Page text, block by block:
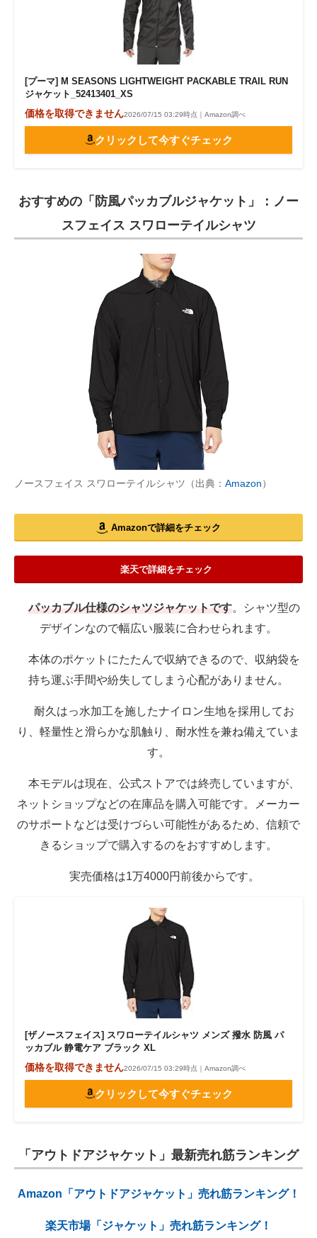
[プーマ] M SEASONS LIGHTWEIGHT PACKABLE TRAIL RUN
ジャケット_52413401_XS
価格を取得できません2026/07/15 03:29時点｜Amazon調べ
クリックして今すぐチェック
おすすめの「防風パッカブルジャケット」：ノー
スフェイス スワローテイルシャツ
ノースフェイス スワローテイルシャツ（出典： Amazon）
Amazonで詳細をチェック
楽天で詳細をチェック
パッカブル仕様のシャツジャケットです。シャツ型の
デザインなので幅広い服装に合わせられます。
本体のポケットにたたんで収納できるので、収納袋を
持ち運ぶ手間や紛失してしまう心配がありません。
耐久はっ水加工を施したナイロン生地を採用してお
り、軽量性と滑らかな肌触り、耐水性を兼ね備えていま
す。
本モデルは現在、公式ストアでは終売していますが、
ネットショップなどの在庫品を購入可能です。メーカー
のサポートなどは受けづらい可能性があるため、信頼で
きるショップで購入するのをおすすめします。
実売価格は1万4000円前後からです。
[ザノースフェイス] スワローテイルシャツ メンズ 撥水 防風 パ
ッカブル 静電ケア ブラック XL
価格を取得できません2026/07/15 03:29時点｜Amazon調べ
クリックして今すぐチェック
「アウトドアジャケット」最新売れ筋ランキング
Amazon「アウトドアジャケット」売れ筋ランキング！
楽天市場「ジャケット」売れ筋ランキング！